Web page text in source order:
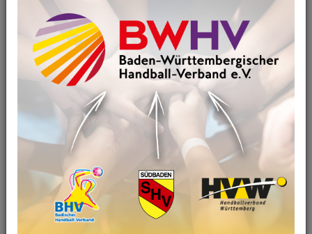
Hier noch die Bezirkstagsmappe, die Einladung steht bereits
online
Zugehörige Dateien